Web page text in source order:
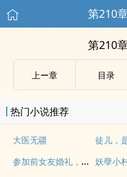
第210
第210
上ー章 目录
热门小说推荐
大医无疆
参加前女友婚礼，现场逮捕新郎官 妖孽小